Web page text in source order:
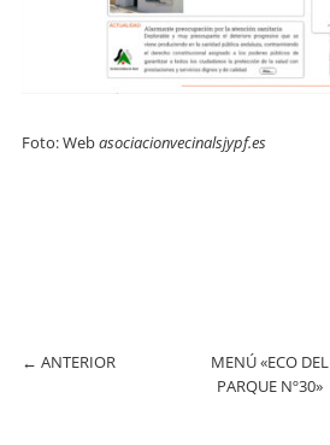
Foto: Webasociacionvecinalsjypf.es
← ANTERIOR
MENÚ «ECO DEL
PARQUE Nº30»